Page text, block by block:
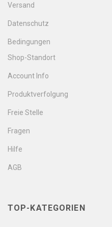
Versand
Datenschutz
Bedingungen
Shop-Standort
Account Info
Produktverfolgung
Freie Stelle
Fragen
Hilfe
AGB
TOP-KATEGORIEN